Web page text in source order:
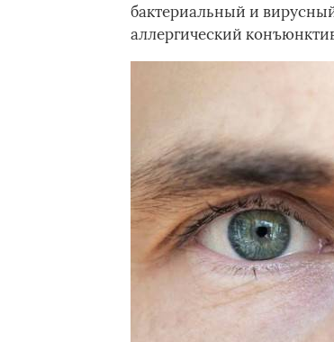
бактериальный и
аллергический